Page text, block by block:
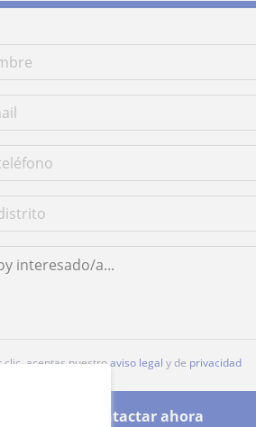
clic, aceptas nuestroaviso legal y de privacidad
Contactar ahora